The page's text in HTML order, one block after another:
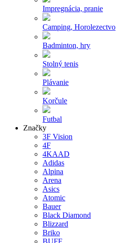
Impregnácia, pranie
Camping, Horolezectvo
Badminton, hry
Stolný tenis
Plávanie
Korčule
Futbal
Značky
3F Vision
4F
4KAAD
Adidas
Alpina
Arena
Asics
Atomic
Bauer
Black Diamond
Blizzard
Briko
BUFF